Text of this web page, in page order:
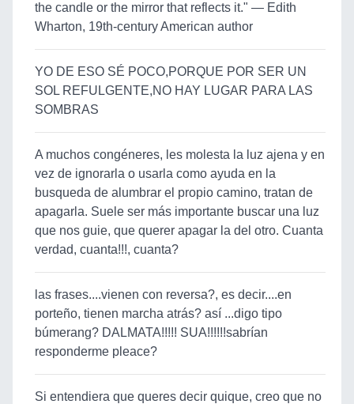
the candle or the mirror that reflects it." — Edith
Wharton, 19th-century American author
YO DE ESO SÉ POCO,PORQUE POR SER UN
SOL REFULGENTE,NO HAY LUGAR PARA LAS
SOMBRAS
A muchos congéneres, les molesta la luz ajena y en
vez de ignorarla o usarla como ayuda en la
busqueda de alumbrar el propio camino, tratan de
apagarla. Suele ser más importante buscar una luz
que nos guie, que querer apagar la del otro. Cuanta
verdad, cuanta!!!, cuanta?
las frases....vienen con reversa?, es decir....en
porteño, tienen marcha atrás? así ...digo tipo
búmerang? DALMATA!!!!! SUA!!!!!!sabrían
responderme pleace?
Si entendiera que queres decir quique, creo que no